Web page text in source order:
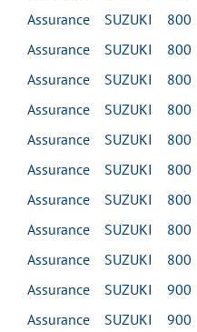
Assurance SUZUKI 800
Assurance SUZUKI 800
Assurance SUZUKI 800
Assurance SUZUKI 800
Assurance SUZUKI 800
Assurance SUZUKI 800
Assurance SUZUKI
Assurance SUZUKI 800
Assurance SUZUKI 800
Assurance SUZUKI
Assurance SUZUKI